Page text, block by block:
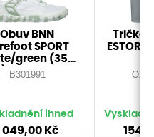
Obuv BNN
SPORT
green (35-
Doprodej!
B301991
ihned
049,00 Kč
Tričko